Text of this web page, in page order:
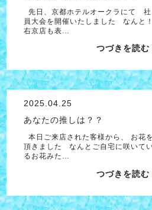
先日、京都ホテルオークラにて 社
員大会を開催いたしました なんと！
右京店も表…
つづきを読む
2025.04.25
あなたの推しは？？
本日ご来店された客様から、 お花を
頂きました なんとご自宅に咲いて
るお花みた…
つづきを読む